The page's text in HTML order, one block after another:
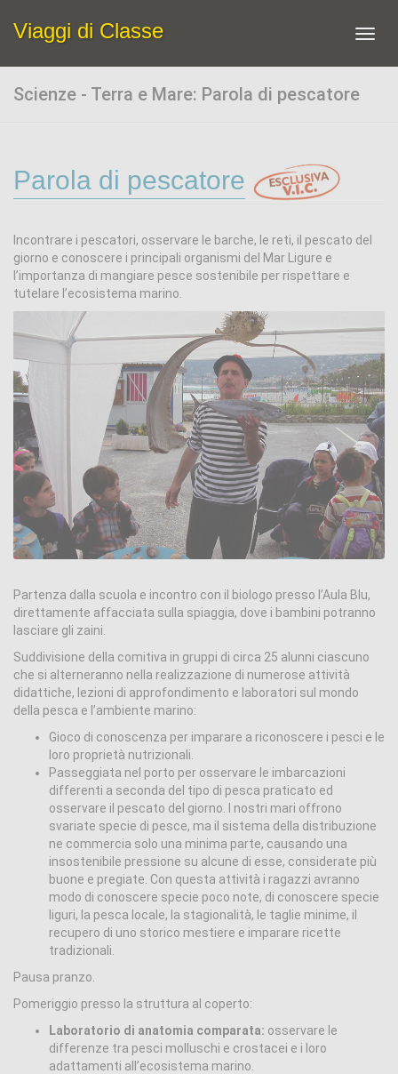
Viaggi di Classe
Scienze - Terra e Mare: Parola di pescatore
Parola di pescatore
Incontrare i pescatori, osservare le barche, le reti, il pescato del
giorno e conoscere i principali organismi del Mar Ligure e
l’importanza di mangiare pesce sostenibile per rispettare e
tutelare l’ecosistema marino.
Partenza dalla scuola e incontro con il biologo presso l’Aula Blu,
direttamente affacciata sulla spiaggia, dove i bambini potranno
lasciare gli zaini.
Suddivisione della comitiva in gruppi di circa 25 alunni ciascuno
che si alterneranno nella realizzazione di numerose attività
didattiche, lezioni di approfondimento e laboratori sul mondo
della pesca e l’ambiente marino:
Gioco di conoscenza per imparare a riconoscere i pesci e le
loro proprietà nutrizionali.
Passeggiata nel porto per osservare le imbarcazioni
differenti a seconda del tipo di pesca praticato ed
osservare il pescato del giorno. I nostri mari offrono
svariate specie di pesce, ma il sistema della distribuzione
ne commercia solo una minima parte, causando una
insostenibile pressione su alcune di esse, considerate più
buone e pregiate. Con questa attività i ragazzi avranno
modo di conoscere specie poco note, di conoscere specie
liguri, la pesca locale, la stagionalità, le taglie minime, il
recupero di uno storico mestiere e imparare ricette
tradizionali.
Pausa pranzo.
Pomeriggio presso la struttura al coperto:
Laboratorio di anatomia comparata: osservare le
differenze tra pesci molluschi e crostacei e i loro
adattamenti all’ecosistema marino.